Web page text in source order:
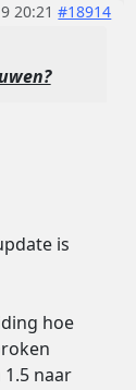
20:21 #18914
is
hoe
naar